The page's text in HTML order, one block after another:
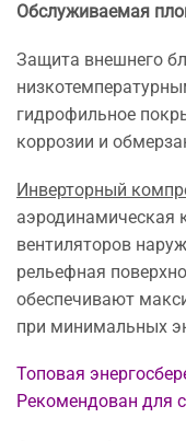
Обслуживаемая
Защита внешнего
гидрофильное
коррозии и
Инверторный
аэродинамическая
вентиляторов
рельефная
обеспечивают
при минимальных
Топовая
Рекомендован для